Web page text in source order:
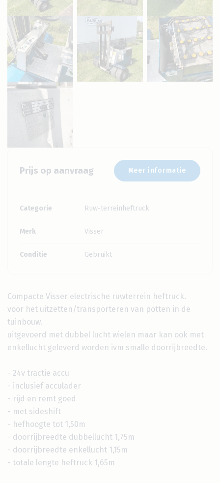
Prijs op aanvraag Meer informatie
Categorie Ruw-terreinheftruck
Merk Visser
Conditie Gebruikt
Compacte Visser electrische ruwterrein heftruck.
voor het uitzetten/transporteren van potten in de
tuinbouw.
uitgevoerd met dubbel lucht wielen maar kan ook met
enkellucht geleverd worden ivm smalle doorrijbreedte.
- 24v tractie accu
- inclusief acculader
- rijd en remt goed
- met sideshift
- hefhoogte tot 1,50m
- doorrijbreedte dubbellucht 1,75m
- doorrijbreedte enkellucht 1,15m
- totale lengte heftruck 1,65m